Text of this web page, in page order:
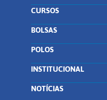
CURSOS
BOLSAS
POLOS
INSTITUCIONAL
NOTÍCIAS